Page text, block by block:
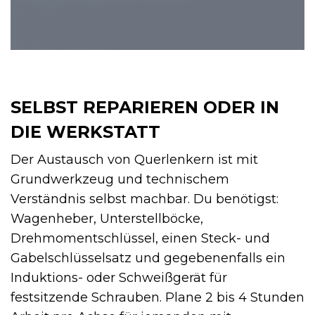
SELBST REPARIEREN ODER IN
DIE WERKSTATT
Der Austausch von Querlenkern ist mit
Grundwerkzeug und technischem
Verständnis selbst machbar. Du benötigst:
Wagenheber, Unterstellböcke,
Drehmomentschlüssel, einen Steck- und
Gabelschlüsselsatz und gegebenenfalls ein
Induktions- oder Schweißgerät für
festsitzende Schrauben. Plane 2 bis 4 Stunden